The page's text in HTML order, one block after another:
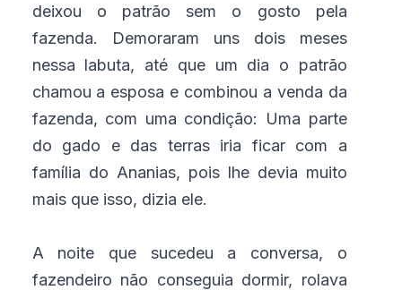
deixou o patrão sem o gosto pela
fazenda. Demoraram uns dois meses
nessa labuta, até que um dia o patrão
chamou a esposa e combinou a venda da
fazenda, com uma condição: Uma parte
do gado e das terras iria ficar com a
família do Ananias, pois lhe devia muito
mais que isso, dizia ele.
A noite que sucedeu a conversa, o
fazendeiro não conseguia dormir, rolava